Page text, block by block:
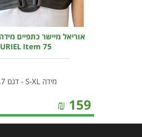
URIEL Item 75
מידה S-XL - דגם 7...
159
₪